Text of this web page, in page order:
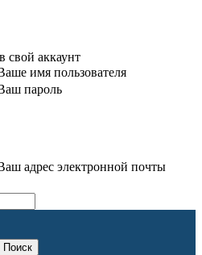
свой аккаунт
имя пользователя
пароль
адрес электронной почты